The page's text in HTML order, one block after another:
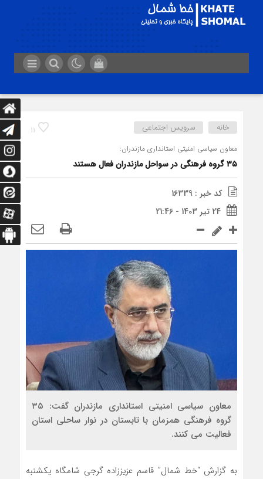
11 خانه سرویس اجتماعی
معاون سیاسی امنیتی استانداری مازندران:
۳۵ گروه فرهنگی در سواحل مازندران فعال هستند
کد خبر : 16339
24 تیر 1403 - 21:46
معاون سیاسی امنیتی استانداری مازندران گفت: ۳۵
گروه فرهنگی همزمان با تابستان در نوار ساحلی استان
فعالیت می کنند.
به گزارش “خط شمال” قاسم عزیززاده گرجی شامگاه یکشنبه